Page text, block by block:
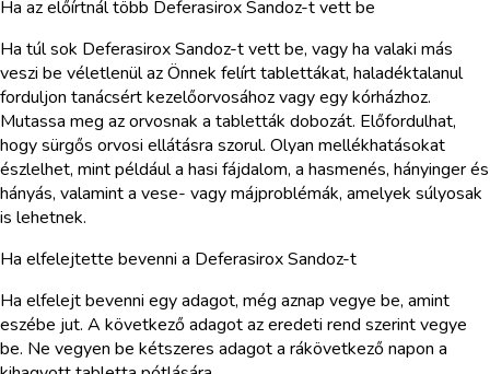
Ha az előírtnál több Deferasirox Sandoz-t vett be
Ha túl sok Deferasirox Sandoz-t vett be, vagy ha valaki más
veszi be véletlenül az Önnek felírt tablettákat, haladéktalanul
forduljon tanácsért kezelőorvosához vagy egy kórházhoz.
Mutassa meg az orvosnak a tabletták dobozát. Előfordulhat,
hogy sürgős orvosi ellátásra szorul. Olyan mellékhatásokat
észlelhet, mint például a hasi fájdalom, a hasmenés, hányinger és
hányás, valamint a vese- vagy májproblémák, amelyek súlyosak
is lehetnek.
Ha elfelejtette bevenni a Deferasirox Sandoz-t
Ha elfelejt bevenni egy adagot, még aznap vegye be, amint
eszébe jut. A következő adagot az eredeti rend szerint vegye
be. Ne vegyen be kétszeres adagot a rákövetkező napon a